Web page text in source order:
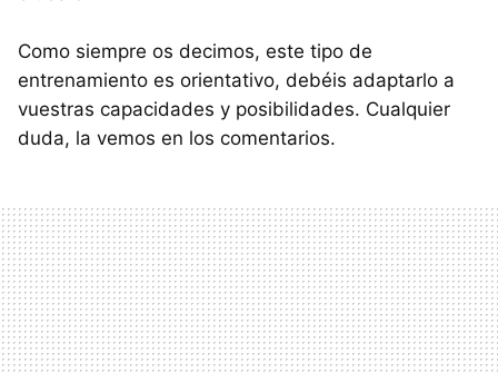
Como siempre os decimos, este tipo de
entrenamiento es orientativo, debéis adaptarlo a
vuestras capacidades y posibilidades. Cualquier
duda, la vemos en los comentarios.